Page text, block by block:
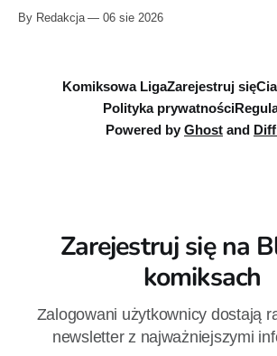
serii Avengers autorstwa Jeda MacKaya
By Redakcja 06 sie 2026
Komiksowa LigaZarejestruj się
Polityka prywatności
Powered by Ghost and
Zarejestruj się na
komiksach
Zalogowani użytkownicy dostają
newsletter z najważniejszymi